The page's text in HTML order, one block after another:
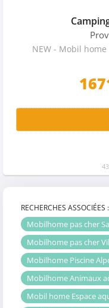
NEW - Mobil
RECHERCHES ASSOCIÉES :
Mobilhome pas cher
Mobilhome pas cher
Mobilhome Piscine
Mobilhome Animaux
Mobil home Espace